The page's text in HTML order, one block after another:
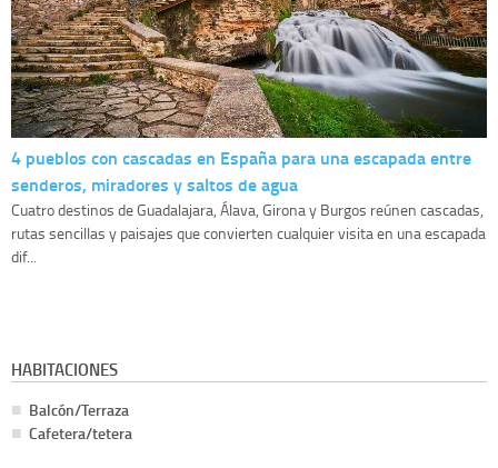
4 pueblos con cascadas en España para una escapada entre
senderos, miradores y saltos de agua
Cuatro destinos de Guadalajara, Álava, Girona y Burgos reúnen cascadas,
rutas sencillas y paisajes que convierten cualquier visita en una escapada
dif...
HABITACIONES
Balcón/Terraza
Cafetera/tetera